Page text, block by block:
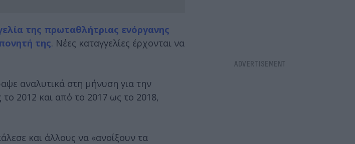
της πρωταθλήτριας ενόργανης
της. Νέες καταγγελίες έρχονται να
αναλυτικά στη μήνυση για την
2012 και από το 2017 ως το 2018,
και άλλους να «ανοίξουν τα